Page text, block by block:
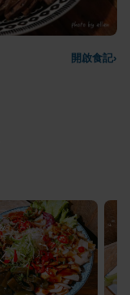
開啟食記›